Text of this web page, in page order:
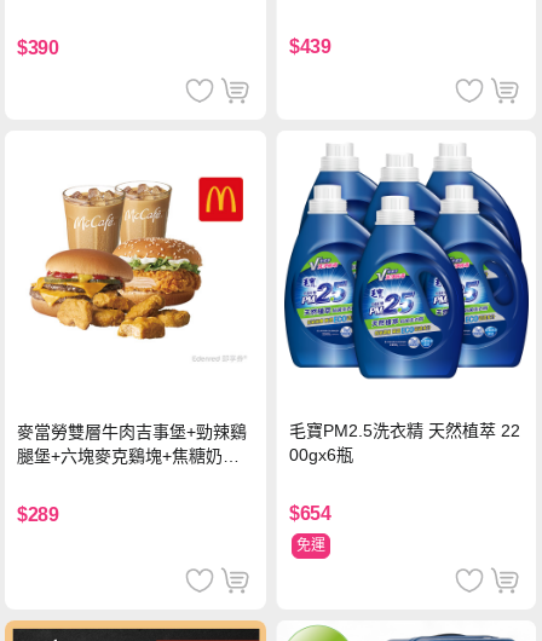
$390 $439
麥當勞雙層牛肉吉事堡+勁辣鷄
腿堡+六塊麥克鷄塊+焦糖奶茶
$289
毛寶PM2.5洗衣精 天然植萃 22
00gx6瓶
$654
免運